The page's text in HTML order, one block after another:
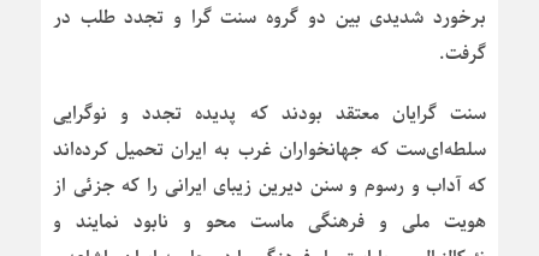
برخورد شدیدی بین دو گروه سنت گرا و تجدد طلب در
گرفت.
سنت گرایان معتقد بودند که پدیده تجدد و نوگرایی
سلطه‌ای‌ست که جهانخواران غرب به ایران تحمیل کرده‌اند
که آداب و رسوم و سنن دیرین زیبای ایرانی را که جزئی از
هویت ملی و فرهنگی ماست محو و نابود نمایند و